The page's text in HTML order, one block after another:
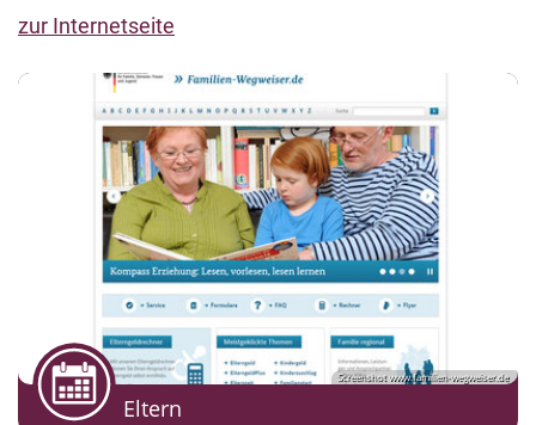
zur Internetseite
Screenshot www.familien-wegweiser.de
Eltern